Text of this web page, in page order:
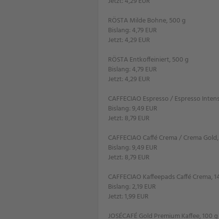
RÖSTA Milde Bohne, 500 g
Bislang: 4,79 EUR
Jetzt: 4,29 EUR
RÖSTA Entkoffeiniert, 500 g
Bislang: 4,79 EUR
Jetzt: 4,29 EUR
CAFFECIAO Espresso / Espresso
Bislang: 9,49 EUR
Jetzt: 8,79 EUR
CAFFECIAO Caffé Crema / Crema
Bislang: 9,49 EUR
Jetzt: 8,79 EUR
CAFFECIAO Kaffeepads Caffé Crema,
Bislang: 2,19 EUR
Jetzt: 1,99 EUR
JOSÉCAFÉ Gold Premium Kaffee, 100 g